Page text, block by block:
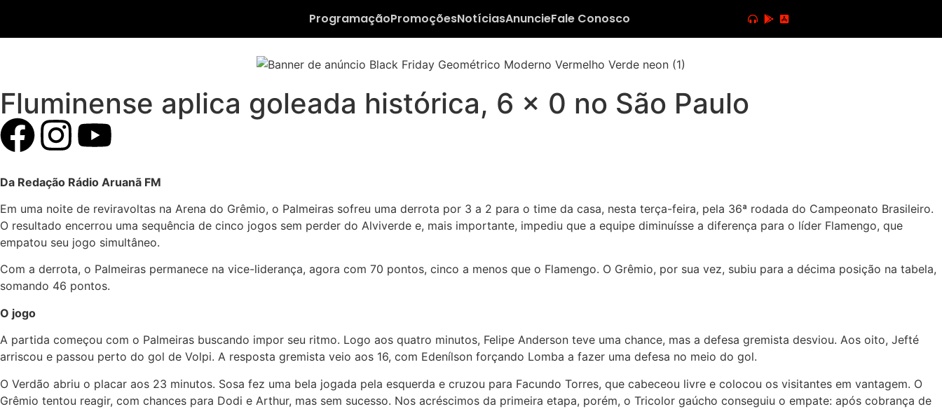
ProgramaçãoPromoçõesNotíciasAnuncieFale Conosco
Fluminense aplica goleada histórica, 6 x 0 no São Paulo
Da Redação Rádio Aruanã FM
Em uma noite de reviravoltas na Arena do Grêmio, o Palmeiras sofreu uma derrota por 3 a 2 para o time da casa, nesta terça-feira, pela 36ª rodada do Campeonato Brasileiro.
O resultado encerrou uma sequência de cinco jogos sem perder do Alviverde e, mais importante, impediu que a equipe diminuísse a diferença para o líder Flamengo, que
empatou seu jogo simultâneo.
Com a derrota, o Palmeiras permanece na vice-liderança, agora com 70 pontos, cinco a menos que o Flamengo. O Grêmio, por sua vez, subiu para a décima posição na tabela,
somando 46 pontos.
O jogo
A partida começou com o Palmeiras buscando impor seu ritmo. Logo aos quatro minutos, Felipe Anderson teve uma chance, mas a defesa gremista desviou. Aos oito, Jefté
arriscou e passou perto do gol de Volpi. A resposta gremista veio aos 16, com Edenílson forçando Lomba a fazer uma defesa no meio do gol.
O Verdão abriu o placar aos 23 minutos. Sosa fez uma bela jogada pela esquerda e cruzou para Facundo Torres, que cabeceou livre e colocou os visitantes em vantagem. O
Grêmio tentou reagir, com chances para Dodi e Arthur, mas sem sucesso. Nos acréscimos da primeira etapa, porém, o Tricolor gaúcho conseguiu o empate: após cobrança de